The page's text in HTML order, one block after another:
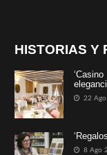
HISTORIAS Y
22
8 Ago